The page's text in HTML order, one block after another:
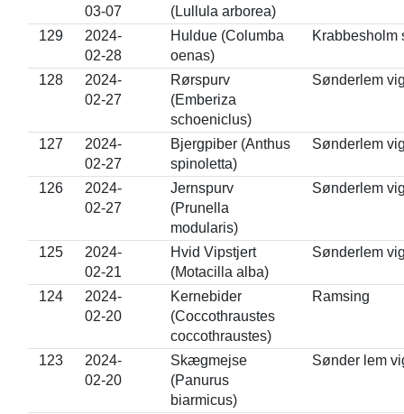
03-07
(Lullula arborea)
129
2024-
02-28
Huldue (Columba
oenas)
Krabbesholm
128
2024-
02-27
Rørspurv
(Emberiza
schoeniclus)
Sønderlem
127
2024-
02-27
Bjergpiber (Anthus
spinoletta)
Sønderlem
126
2024-
02-27
Jernspurv
(Prunella
modularis)
Sønderlem
125
2024-
02-21
Hvid Vipstjert
(Motacilla alba)
Sønderlem
124
2024-
02-20
Kernebider
(Coccothraustes
coccothraustes)
Ramsing
123
2024-
02-20
Skægmejse
(Panurus
biarmicus)
Sønder lem